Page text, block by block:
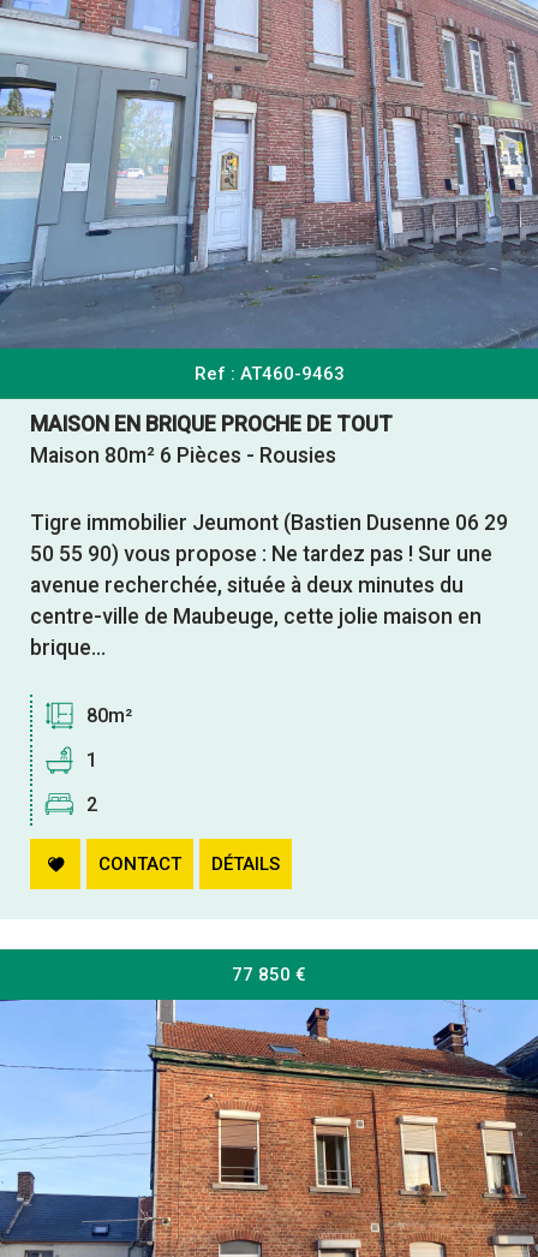
Ref : AT460-9463
MAISON EN BRIQUE PROCHE DE TOUT
Maison 80m² 6 Pièces - Rousies
Tigre immobilier Jeumont (Bastien Dusenne 06 29
50 55 90) vous propose : Ne tardez pas ! Sur une
avenue recherchée, située à deux minutes du
centre-ville de Maubeuge, cette jolie maison en
brique...
80m²
1
2
CONTACT DÉTAILS
77 850 €